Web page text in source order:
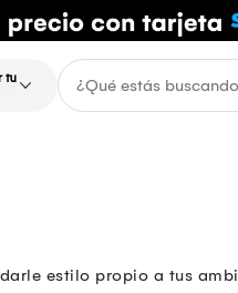
tu
estilo propio a tus